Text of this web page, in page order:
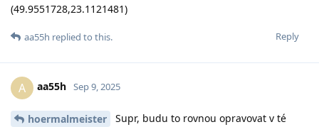
(49.9551728,23.1121481)
Reply
aa55h replied to this.
A aa55h Sep 9, 2025
hoermalmeister
Supr, budu to rovnou opravovat v té